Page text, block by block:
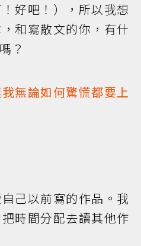
好吧！），所以我想
和寫散文的你，有什
？
無論如何驚慌都要上
己以前寫的作品。我
時間分配去讀其他作